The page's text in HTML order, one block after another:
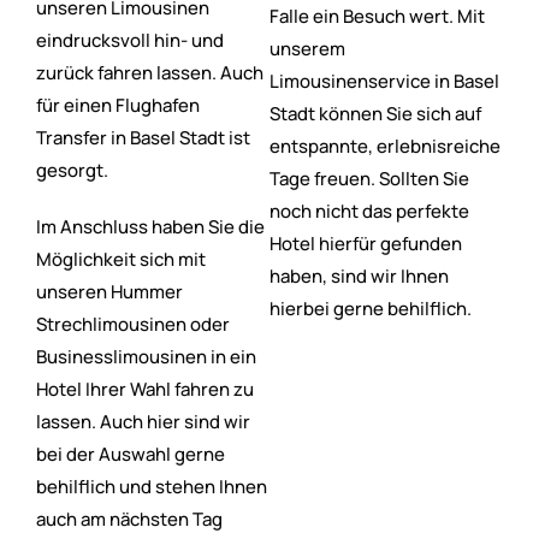
unseren Limousinen
eindrucksvoll hin- und
zurück fahren lassen. Auch
für einen Flughafen
Transfer in Basel Stadt ist
gesorgt.
Im Anschluss haben Sie die
Möglichkeit sich mit
unseren Hummer
Strechlimousinen oder
Businesslimousinen in ein
Hotel Ihrer Wahl fahren zu
lassen. Auch hier sind wir
bei der Auswahl gerne
behilflich und stehen Ihnen
auch am nächsten Tag
Falle ein Besuch wert. Mit
unserem
Limousinenservice in Basel
Stadt können Sie sich auf
entspannte, erlebnisreiche
Tage freuen. Sollten Sie
noch nicht das perfekte
Hotel hierfür gefunden
haben, sind wir Ihnen
hierbei gerne behilflich.